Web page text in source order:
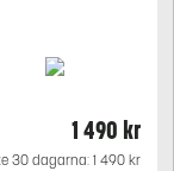
1 490 kr
30 dagarna:1 490 kr